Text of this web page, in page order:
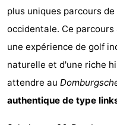
Route
Stationnement
Adresses
plus uniques parcours
occidentale. Ce
une expérience de golf
naturelle et d'une riche
attendre au
authentique de type